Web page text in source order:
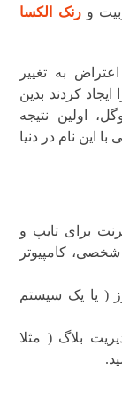
ورنک الکسا
در اعتراض به تغییر
کردند بدین
اولین نتیجه
این نام در دنیا
برای تایپ و
کامپیوتر
( یا یک سیستم
بلاگ ( مثلا